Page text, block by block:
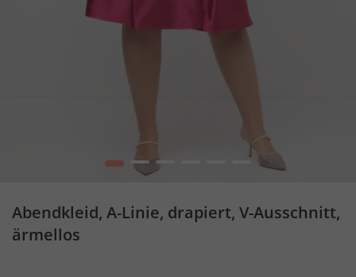
1 2
Abendkleid, A-Linie, drapiert, V-Ausschnitt,
ärmellos